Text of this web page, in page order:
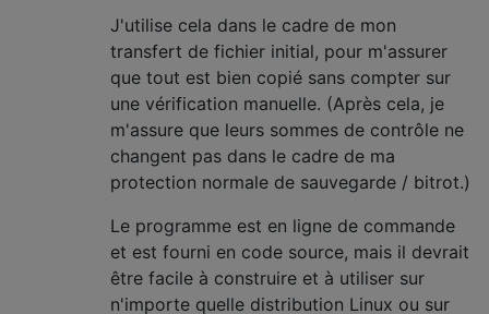
J'utilise cela dans le cadre de mon
transfert de fichier initial, pour m'assurer
que tout est bien copié sans compter sur
une vérification manuelle. (Après cela, je
m'assure que leurs sommes de contrôle ne
changent pas dans le cadre de ma
protection normale de sauvegarde / bitrot.)
Le programme est en ligne de commande
et est fourni en code source, mais il devrait
être facile à construire et à utiliser sur
n'importe quelle distribution Linux ou sur